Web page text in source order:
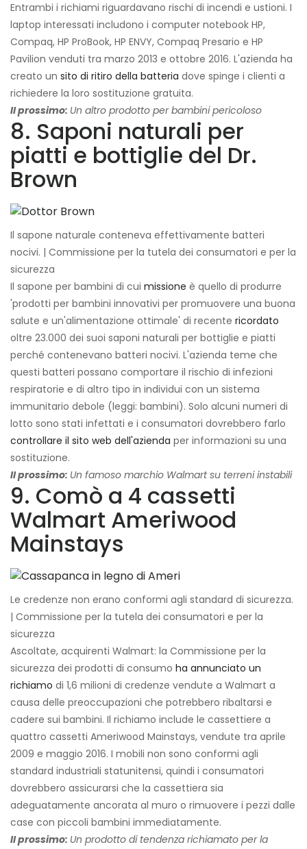
Entrambi i richiami riguardavano rischi di incendi e ustioni. I
laptop interessati includono i computer notebook HP,
Compaq, HP ProBook, HP ENVY, Compaq Presario e HP
Pavilion venduti tra marzo 2013 e ottobre 2016. L'azienda ha
creato un sito di ritiro della batteria dove spinge i clienti a
richiedere la loro sostituzione gratuita.
Il prossimo: Un altro prodotto per bambini pericoloso
8. Saponi naturali per
piatti e bottiglie del Dr.
Brown
Il sapone naturale conteneva effettivamente batteri
nocivi. | Commissione per la tutela dei consumatori e per la
sicurezza
Il sapone per bambini di cui missione è quello di produrre
'prodotti per bambini innovativi per promuovere una buona
salute e un'alimentazione ottimale' di recente ricordato
oltre 23.000 dei suoi saponi naturali per bottiglie e piatti
perché contenevano batteri nocivi. L'azienda teme che
questi batteri possano comportare il rischio di infezioni
respiratorie e di altro tipo in individui con un sistema
immunitario debole (leggi: bambini). Solo alcuni numeri di
lotto sono stati infettati e i consumatori dovrebbero farlo
controllare il sito web dell'azienda per informazioni su una
sostituzione.
Il prossimo: Un famoso marchio Walmart su terreni instabili
9. Comò a 4 cassetti
Walmart Ameriwood
Mainstays
Le credenze non erano conformi agli standard di sicurezza.
| Commissione per la tutela dei consumatori e per la
sicurezza
Ascoltate, acquirenti Walmart: la Commissione per la
sicurezza dei prodotti di consumo ha annunciato un
richiamo di 1,6 milioni di credenze vendute a Walmart a
causa delle preoccupazioni che potrebbero ribaltarsi e
cadere sui bambini. Il richiamo include le cassettiere a
quattro cassetti Ameriwood Mainstays, vendute tra aprile
2009 e maggio 2016. I mobili non sono conformi agli
standard industriali statunitensi, quindi i consumatori
dovrebbero assicurarsi che la cassettiera sia
adeguatamente ancorata al muro o rimuovere i pezzi dalle
case con piccoli bambini immediatamente.
Il prossimo: Un prodotto di tendenza richiamato per la